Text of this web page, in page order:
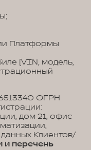
Платформы
(VIN, модель,
ОГРН
дом 21, офис
Клиентов/
и перечень